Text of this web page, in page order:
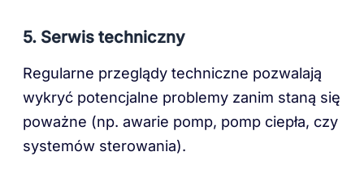
5. Serwis techniczny
Regularne przeglądy techniczne pozwalają
wykryć potencjalne problemy zanim staną się
poważne (np. awarie pomp, pomp ciepła, czy
systemów sterowania).